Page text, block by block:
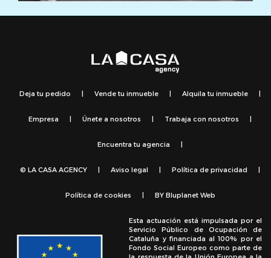
Deja tu pedido Vende tu inmueble Alquila tu inmueble
Empresa Únete a nosotros Trabaja con nosotros
Encuentra tu agencia
© LA CASA AGENCY Aviso legal Política de privacidad
Política de cookies BY Bluplanet Web
Esta actuación está impulsada por el
Servicio Público de Ocupación de
Cataluña y financiada al 100% por el
Fondo Social Europeo como parte de